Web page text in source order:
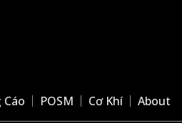
Cáo POSM Cơ Khí About